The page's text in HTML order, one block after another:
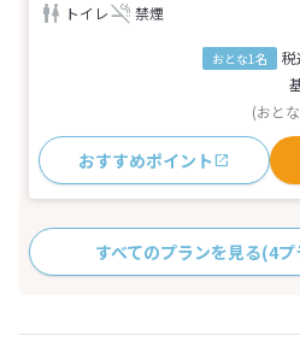
トイレ
禁煙
おとな1名 税
(おと
おすすめポイント
すべてのプランを見る(4プ